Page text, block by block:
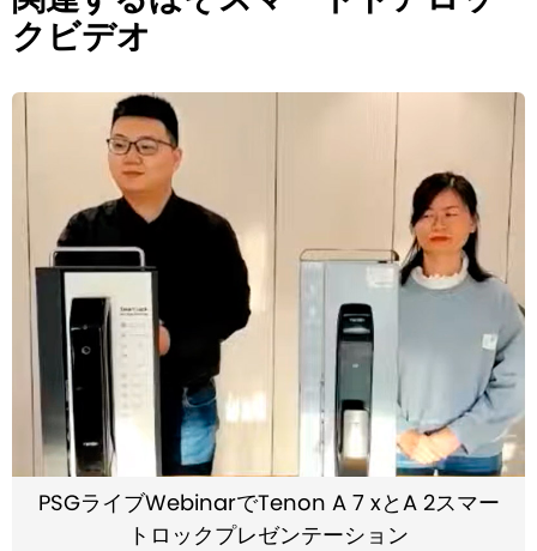
クビデオ
PSGライブWebinarでTenon A 7 xとA 2スマー
トロックプレゼンテーション